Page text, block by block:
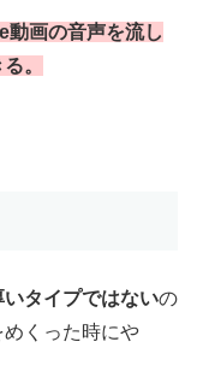
動画の音声を流し
。
タイプではないの
くった時にや